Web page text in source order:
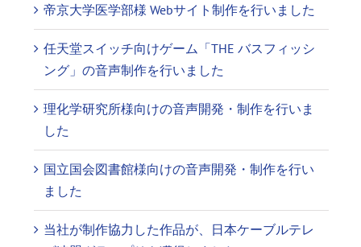
帝京大学医学部様 Webサイト制作を行いました
任天堂スイッチ向けゲーム「THE バスフィッシ
ング」の音声制作を行いました
理化学研究所様向けの音声開発・制作を行いま
した
国立国会図書館様向けの音声開発・制作を行い
ました
当社が制作協力した作品が、日本ケーブルテレ